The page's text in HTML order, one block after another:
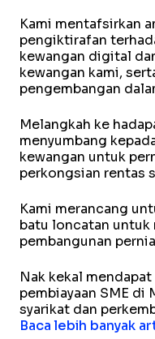
Kami mentafsirkan
pengiktirafan
kewangan digital
kewangan kami,
pengembangan
Melangkah ke
menyumbang
kewangan untuk
perkongsian rentas
Kami merancang
batu loncatan untuk
pembangunan
Nak kekal
pembiayaan SME di
syarikat dan
Baca lebih banyak